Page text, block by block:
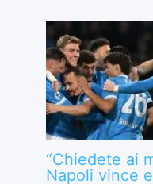
“Chiedete ai
Napoli vince